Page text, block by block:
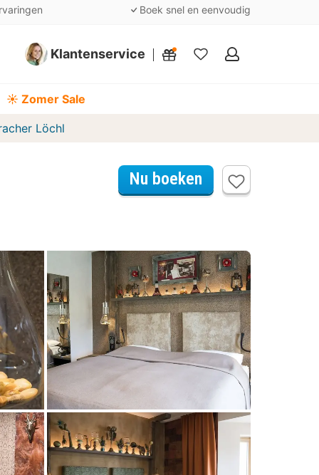
Boek snel en eenvoudig
Klantenservice
Mijn
☀️ Zomer Sale
Löchl
Nu boeken